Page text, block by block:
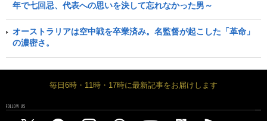
年で七回忌、代表への思いを決して忘れなかった男～
オーストラリアは空中戦を卒業済み。名監督が起こした「革命」
の濃密さ。
毎日6時・11時・17時に最新記事をお届けします
FOLLOW US